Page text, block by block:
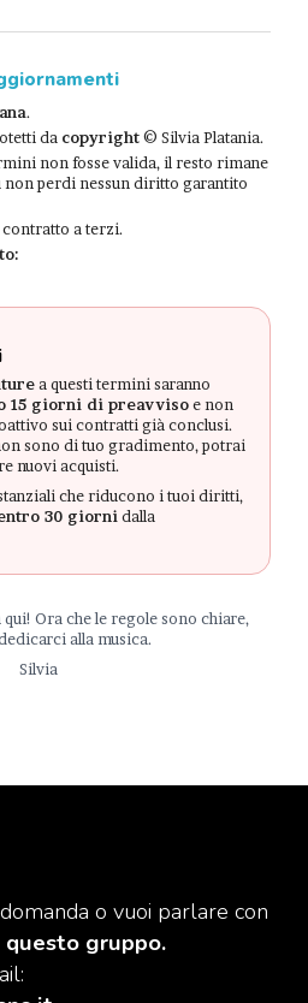
.
da copyright © Silvia Platania.
non fosse valida, il resto rimane
non perdi nessun diritto garantito
a terzi.
a questi termini saranno
15 giorni di preavviso e non
sui contratti già conclusi.
sono di tuo gradimento, potrai
nuovi acquisti.
che riducono i tuoi diritti,
30 giorni dalla
Ora che le regole sono chiare,
alla musica.
Silvia
o vuoi parlare con
questo gruppo.